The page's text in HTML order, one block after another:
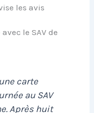
les avis
le SAV de
carte
au SAV
Après huit